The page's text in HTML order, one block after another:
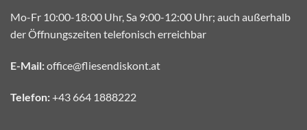
Mo-Fr 10:00-18:00 Uhr, Sa 9:00-12:00 Uhr; auch außerhalb
der Öffnungszeiten telefonisch erreichbar
E-Mail:office@fliesendiskont.at
Telefon:+43 664 1888222